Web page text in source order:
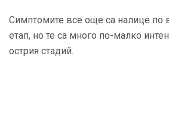
Симптомите все още са налице по
етап, но те са много по-малко
острия стадий.